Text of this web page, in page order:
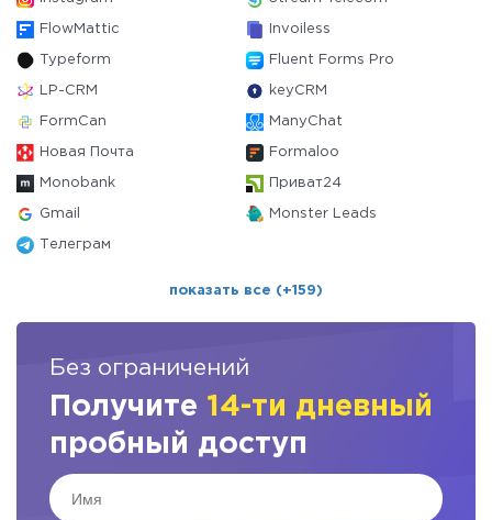
FlowMattic Invoiless
Typeform Fluent Forms Pro
LP-CRM keyCRM
FormCan ManyChat
Новая Почта Formaloo
Monobank Приват24
Gmail Monster Leads
Телеграм
показать все (+159)
Без ограничений
Получите 14-ти дневный
пробный доступ